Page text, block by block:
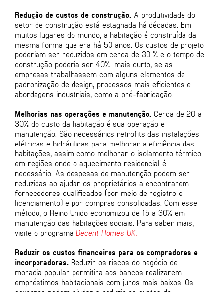
Redução de custos de construção. A produtividade do
setor de construção está estagnada há décadas. Em
muitos lugares do mundo, a habitação é construída da
mesma forma que era há 50 anos. Os custos de projeto
poderiam ser reduzidos em cerca de 30 % e o tempo de
construção poderia ser 40% mais curto, se as
empresas trabalhassem com alguns elementos de
padronização de design, processos mais eficientes e
abordagens industriais, como a pré-fabricação.
Melhorias nas operações e manutenção. Cerca de 20 a
30% do custo da habitação é sua operação e
manutenção. São necessários retrofits das instalações
elétricas e hidráulicas para melhorar a eficiência das
habitações, assim como melhorar o isolamento térmico
em regiões onde o aquecimento residencial é
necessário. As despesas de manutenção podem ser
reduzidas ao ajudar os proprietários a encontrarem
fornecedores qualificados (por meio de registro e
licenciamento) e por compras consolidadas. Com esse
método, o Reino Unido economizou de 15 a 30% em
manutenção das habitações sociais. Para saber mais,
visite o programa Decent Homes UK.
Reduzir os custos financeiros para os compradores e
incorporadoras. Reduzir os riscos do negócio de
moradia popular permitira aos bancos realizarem
empréstimos habitacionais com juros mais baixos. Os